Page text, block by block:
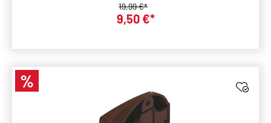
Verkaufspreis:
9,50 €*
Regulärer Preis:
19,99 €*
Rabatt
%